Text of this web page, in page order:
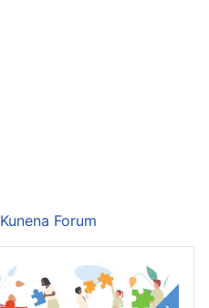
Kunena Forum